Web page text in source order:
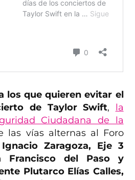
los que quieren evitar el
de Taylor Swift, la
Ciudadana de la
las vías alternas al Foro
Zaragoza, Eje 3
Francisco del Paso y
Plutarco Elías Calles,